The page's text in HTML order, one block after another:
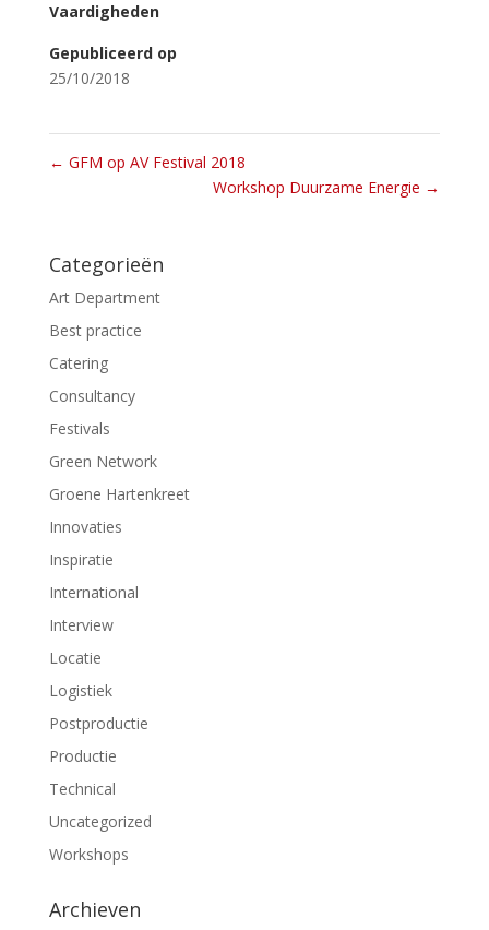
Vaardigheden
Gepubliceerd op
25/10/2018
← GFM op AV Festival 2018
Workshop Duurzame Energie →
Categorieën
Art Department
Best practice
Catering
Consultancy
Festivals
Green Network
Groene Hartenkreet
Innovaties
Inspiratie
International
Interview
Locatie
Logistiek
Postproductie
Productie
Technical
Uncategorized
Workshops
Archieven